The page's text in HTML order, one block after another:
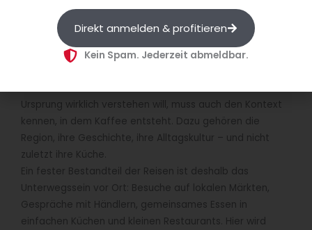
später im Betrieb täglich relevant sind – vom Einkauf bis
zur Preisargumentation.
Mehr als Kaffee: Die Region verstehen
Ursprung wirklich verstehen will, muss auch den Kontext
kennen, in dem Kaffee entsteht. Dazu gehören die
Region, ihre Geschichte, ihre Alltagskultur – und nicht
zuletzt ihre Küche.
Ein fester Bestandteil der Reisen ist deshalb das
Unterwegssein vor Ort: Besuche auf lokalen Märkten,
Gespräche mit Händlern, gemeinsames Essen in
einfachen Küchen und kleinen Restaurants. Hier wird
Direkt anmelden & profitieren
Kein Spam. Jederzeit abmeldbar.